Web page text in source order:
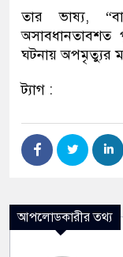
তার ভাষ্য,
ঘটনায় অপমৃত্যুর
ট্যাগ :
আপলোডকারীর তথ্য